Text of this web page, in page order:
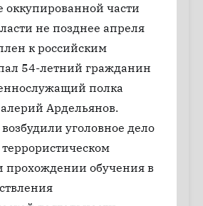
части
не позднее апреля
к российским
54-летний гражданин
полка
Ардельянов.
уголовное дело
прохождении обучения в